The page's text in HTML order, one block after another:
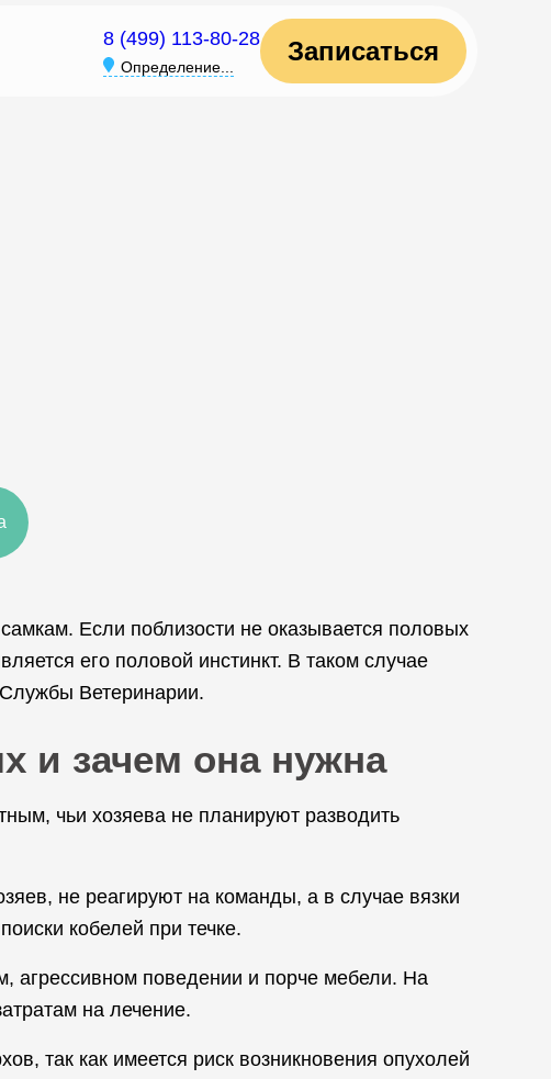
8 (499) 113-80-28
Определение...
Записаться
Если поблизости не оказывается половых
его половой инстинкт. В таком случае
Ветеринарии.
и зачем она нужна
чьи хозяева не планируют разводить
не реагируют на команды, а в случае вязки
кобелей при течке.
агрессивном поведении и порче мебели. На
на лечение.
так как имеется риск возникновения опухолей